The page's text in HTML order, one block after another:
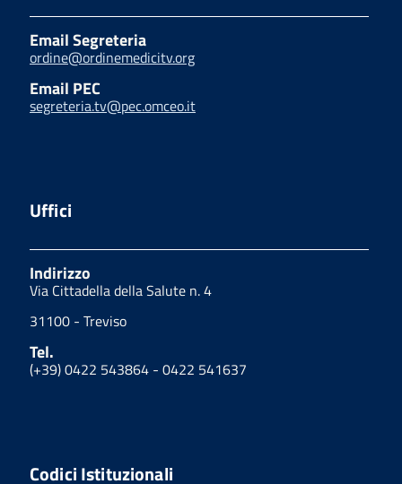
Email Segreteria
ordine@ordinemedicitv.org
Email PEC
segreteria.tv@pec.omceo.it
Uffici
Indirizzo
Via Cittadella della Salute n. 4
31100 - Treviso
Tel.
(+39) 0422 543864 - 0422 541637
Codici Istituzionali